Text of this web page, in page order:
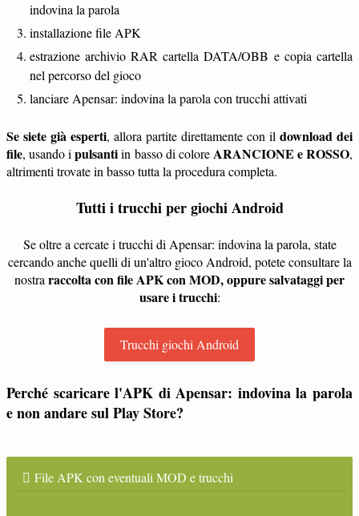
indovina la parola
installazione file APK
estrazione archivio RAR cartella DATA/OBB e copia cartella
nel percorso del gioco
lanciare Apensar: indovina la parola con trucchi attivati
Se siete già esperti, allora partite direttamente con il download dei
file, usando ipulsantiin basso di coloreARANCIONE e ROSSO,
altrimenti trovate in basso tutta la procedura completa.
Tutti i trucchi per giochi Android
Se oltre a cercate i trucchi di Apensar: indovina la parola, state
cercando anche quelli di un'altro gioco Android, potete consultare la
nostra raccolta con file APK con MOD, oppure salvataggi per
usare i trucchi:
Trucchi giochi Android
Perché scaricare l'APK di Apensar: indovina la parola
e non andare sul Play Store?
File APK con eventuali MOD e trucchi